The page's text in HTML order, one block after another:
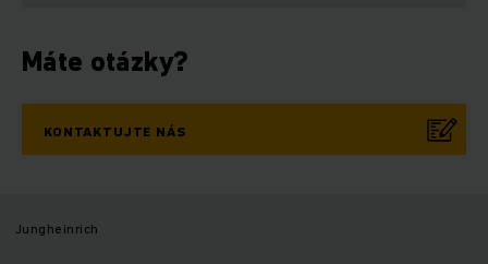
Máte otázky?
KONTAKTUJTE NÁS
Jungheinrich